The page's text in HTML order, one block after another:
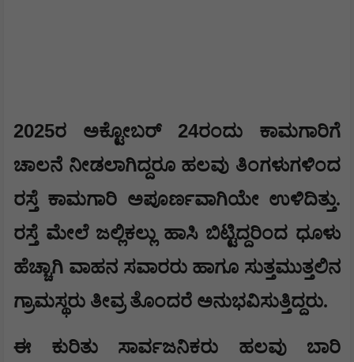
2025ರ ಅಕ್ಟೋಬರ್ 24ರಂದು ಕಾಮಗಾರಿಗೆ
ಚಾಲನೆ ನೀಡಲಾಗಿದ್ದರೂ ಹಲವು ತಿಂಗಳುಗಳಿಂದ
ರಸ್ತೆ‌ ಕಾಮಗಾರಿ ಅಪೂರ್ಣವಾಗಿಯೇ ಉಳಿದಿತ್ತು.
ರಸ್ತೆ ಮೇಲೆ ಜಲ್ಲಿಕಲ್ಲು ಹಾಸಿ ಬಿಟ್ಟಿದ್ದರಿಂದ ಧೂಳು
ಹೆಚ್ಚಾಗಿ ವಾಹನ ಸವಾರರು ಹಾಗೂ ಸುತ್ತಮುತ್ತಲಿನ
ಗ್ರಾಮಸ್ಥರು ತೀವ್ರ ತೊಂದರೆ ಅನುಭವಿಸುತ್ತಿದ್ದರು.
ಈ ಕುರಿತು ಸಾರ್ವಜನಿಕರು ಹಲವು ಬಾರಿ